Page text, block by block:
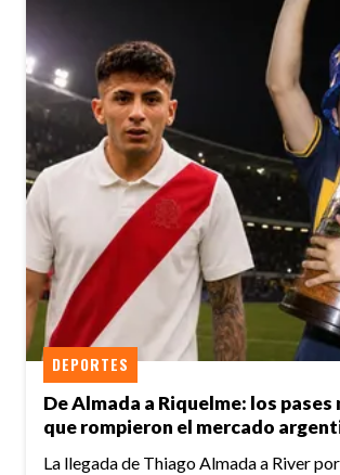
De Almada a Riquelme: los
que rompieron el mercado
DEPORTES
La llegada de Thiago Almada a River